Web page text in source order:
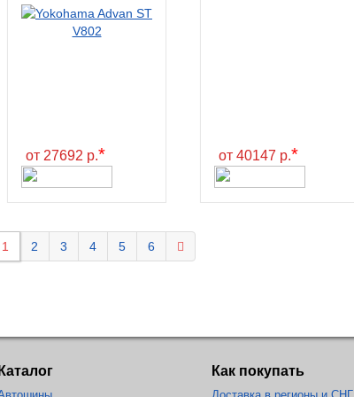
от 27692 р.* от 40147 р.*
1 2 3 4 5 6
Каталог Как покупать